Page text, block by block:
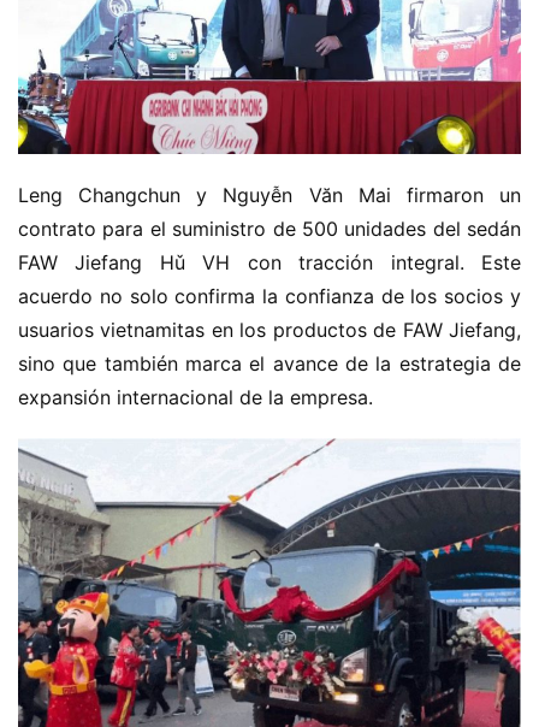
c
a
o
n
c
h
i
C
a
m
i
n
d
e
n
Sign in Sign up
Leng Changchun y Nguyễn Văn Mai firmaron un
contrato para el suministro de 500 unidades del sedán
FAW Jiefang Hǔ VH con tracción integral. Este
acuerdo no solo confirma la confianza de los socios y
usuarios vietnamitas en los productos de FAW Jiefang,
sino que también marca el avance de la estrategia de
expansión internacional de la empresa.